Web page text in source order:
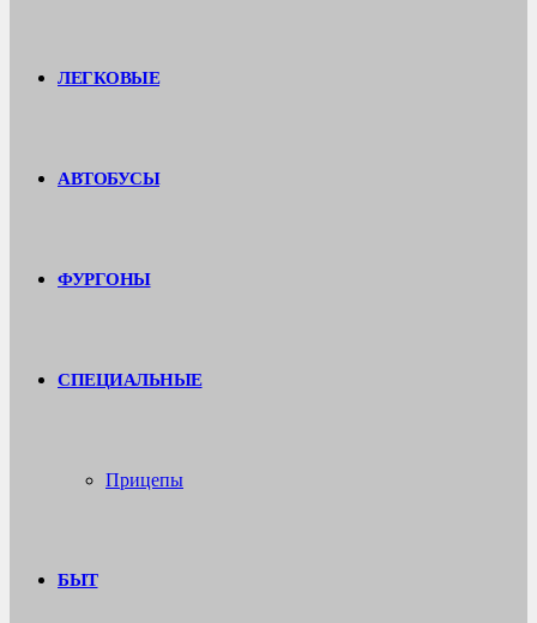
ЛЕГКОВЫЕ
АВТОБУСЫ
ФУРГОНЫ
СПЕЦИАЛЬНЫЕ
Прицепы
БЫТ